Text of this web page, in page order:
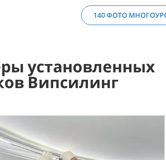
140 ФОТО
установленных
Випсилинг